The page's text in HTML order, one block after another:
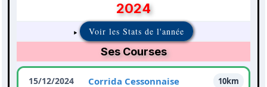
2024
Voir les Stats de l'année
Ses Courses
15/12/2024 Corrida Cessonnaise
10km